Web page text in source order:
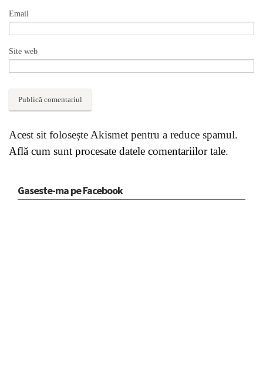
Email
Site web
Acest sit folosește Akismet pentru a reduce spamul.
Află cum sunt procesate datele comentariilor tale.
Gaseste-ma pe Facebook